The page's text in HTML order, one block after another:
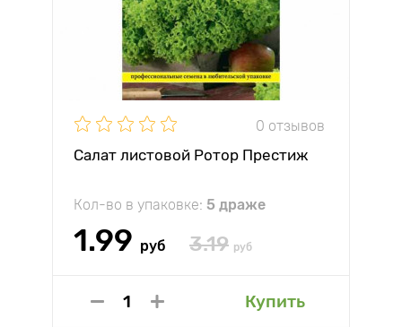
0 отзывов
Салат листовой Ротор Престиж
Кол-во в упаковке: 5 драже
1.99 руб 3.19 руб
Купить